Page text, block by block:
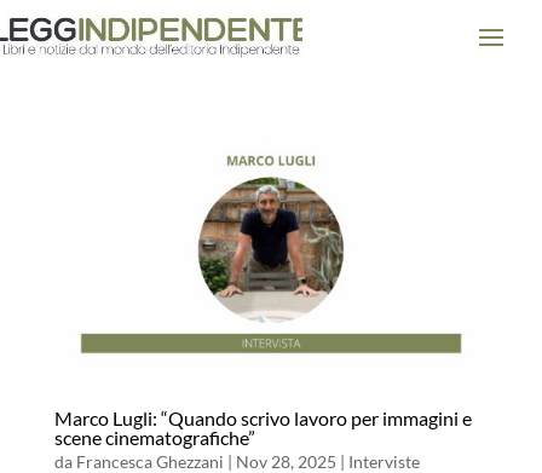
Marco Lugli: “Quando scrivo lavoro per immagini e
scene cinematografiche”
da Francesca Ghezzani | Nov 28, 2025 | Interviste